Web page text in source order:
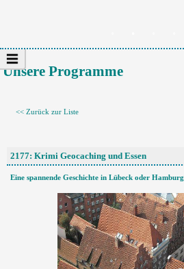
Unsere Programme
<< Zurück zur Liste
2177: Krimi Geocaching und Essen
Eine spannende Geschichte in Lübeck oder Hamburg